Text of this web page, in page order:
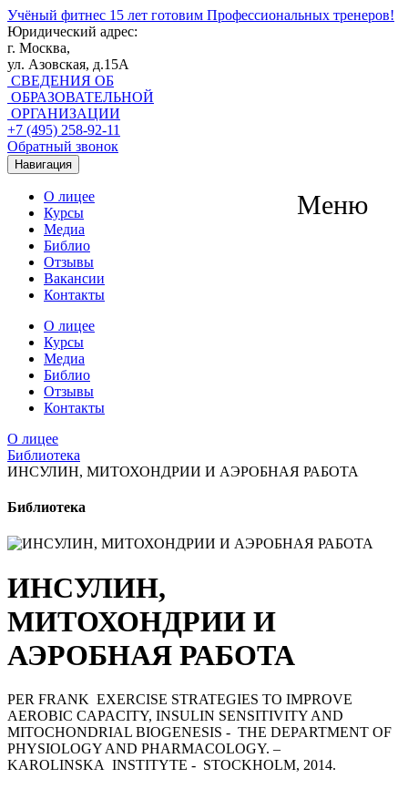
Учёный фитнес 15 лет готовим Профессиональных тренеров!
Юридический адрес:
г. Москва,
ул. Азовская, д.15А
СВЕДЕНИЯ ОБ
ОБРАЗОВАТЕЛЬНОЙ
ОРГАНИЗАЦИИ
+7 (495) 258-92-11
Обратный звонок
Навигация
Меню
О лицее
Курсы
Медиа
Библио
Отзывы
Вакансии
Контакты
О лицее
Курсы
Медиа
Библио
Отзывы
Контакты
О лицее
Библиотека
ИНСУЛИН, МИТОХОНДРИИ И АЭРОБНАЯ РАБОТА
Библиотека
ИНСУЛИН,
МИТОХОНДРИИ И
АЭРОБНАЯ РАБОТА
PER FRANK EXERCISE STRATEGIES TO IMPROVE
AEROBIC CAPACITY, INSULIN SENSITIVITY AND
MITOCHONDRIAL BIOGENESIS - THE DEPARTMENT OF
PHYSIOLOGY AND PHARMACOLOGY. –
KAROLINSKA INSTITYTE - STOCKHOLM, 2014.